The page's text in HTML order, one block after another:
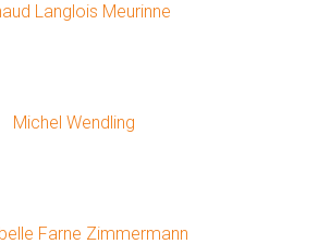
Langlois Meurinne
Michel Wendling
Farne Zimmermann